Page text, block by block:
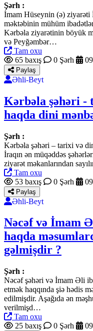
Şərh :
İmam Hüseynin (ə)
məktəbinin mühüm
Kərbəla ziyarətinin böyük
və Peyğəmbər…
Tam oxu
65 baxış
0 Şərh
Paylaş
Əhli-Beyt
Kərbəla şəhəri -
haqda dini
Şərh :
Kərbəla şəhəri – tarixi və
İraqın ən müqəddəs
ziyarət məkanlarından
Tam oxu
53 baxış
0 Şərh
Paylaş
Əhli-Beyt
Nəcəf və İmam
haqda
gəlmişdir ?
Şərh :
Nəcəf şəhəri və İmam Əli
etmək haqqında şiə hədis
edilmişdir. Aşağıda ən
verilmişd…
Tam oxu
25 baxış
0 Şərh